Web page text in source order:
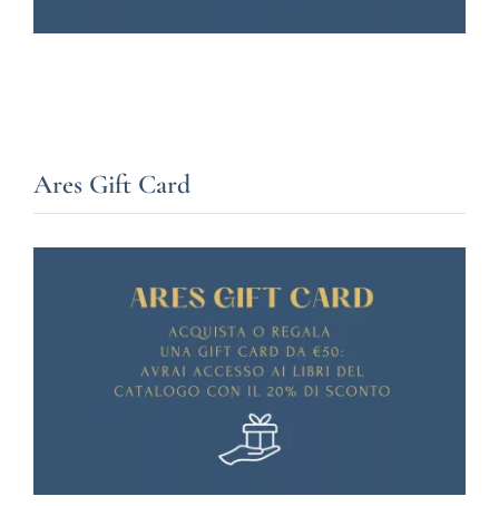
Ares Gift Card